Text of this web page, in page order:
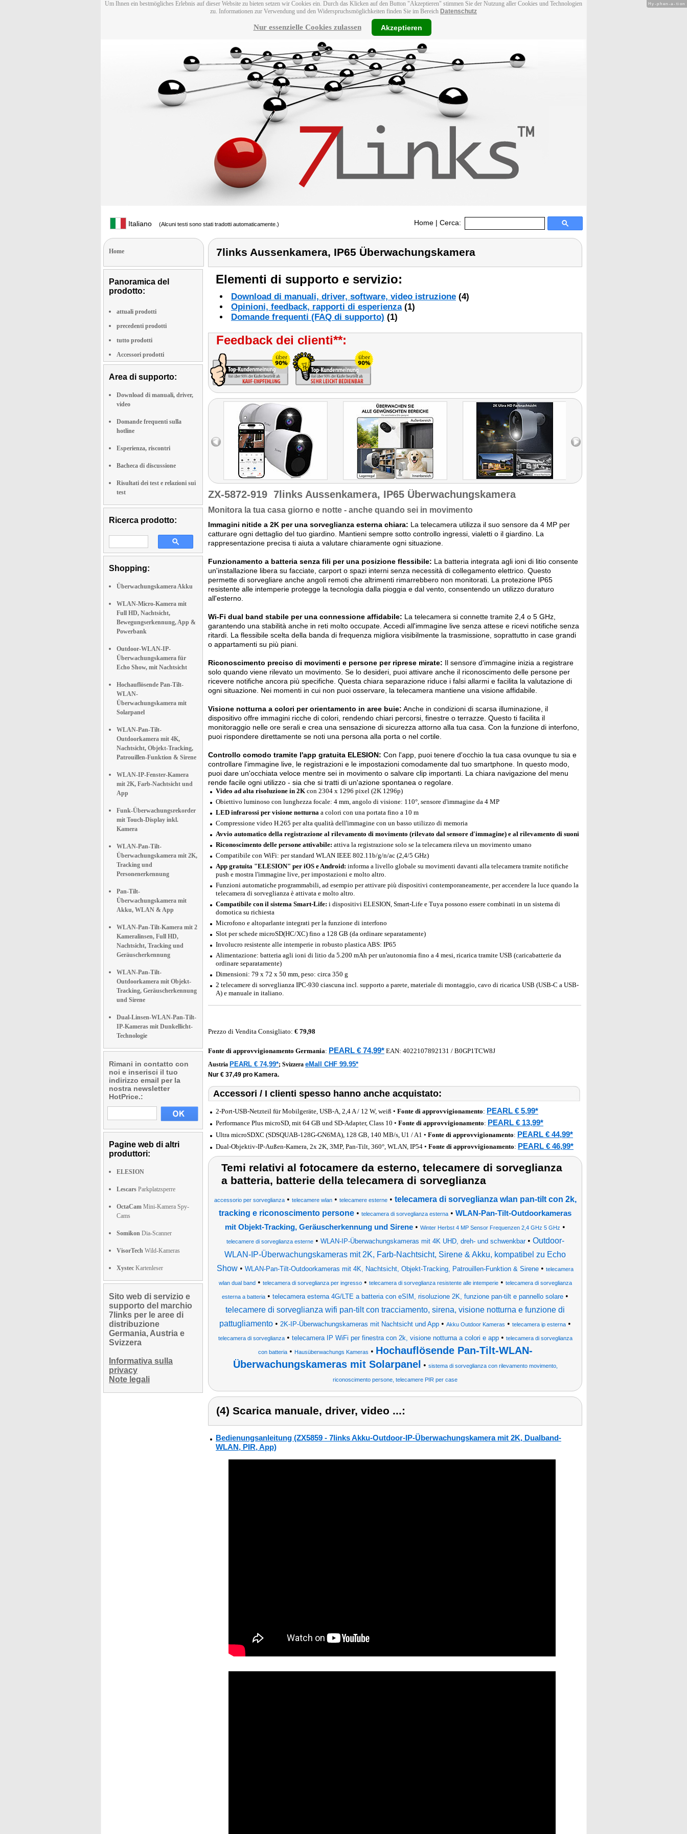
Um Ihnen ein bestmögliches Erlebnis auf dieser Website zu bieten setzen wir Cookies ein. Durch das Klicken auf den Button "Akzeptieren" stimmen Sie der Nutzung aller Cookies und Technologien
zu. Informationen zur Verwendung und den Widerspruchsmöglichkeiten finden Sie im Bereich Datenschutz
Nur essenzielle Cookies zulassen Akzeptieren
Italiano (Alcuni testi sono stati tradotti automaticamente.) Home | Cerca:
Home
Panoramica del
prodotto:
attuali prodotti
precedenti prodotti
tutto prodotti
Accessori prodotti
Area di supporto:
Download di manuali, driver,
video
Domande frequenti sulla
hotline
Esperienza, riscontri
Bacheca di discussione
Risultati dei test e relazioni sui
test
Ricerca prodotto:
Shopping:
Überwachungskamera Akku
WLAN-Micro-Kamera mit
Full HD, Nachtsicht,
Bewegungserkennung, App &
Powerbank
Outdoor-WLAN-IP-
Überwachungskamera für
Echo Show, mit Nachtsicht
Hochauflösende Pan-Tilt-
WLAN-
Überwachungskamera mit
Solarpanel
WLAN-Pan-Tilt-
Outdoorkamera mit 4K,
Nachtsicht, Objekt-Tracking,
Patrouillen-Funktion & Sirene
WLAN-IP-Fenster-Kamera
mit 2K, Farb-Nachtsicht und
App
Funk-Überwachungsrekorder
mit Touch-Display inkl.
Kamera
WLAN-Pan-Tilt-
Überwachungskamera mit 2K,
Tracking und
Personenerkennung
Pan-Tilt-
Überwachungskamera mit
Akku, WLAN & App
WLAN-Pan-Tilt-Kamera mit 2
Kameralinsen, Full HD,
Nachtsicht, Tracking und
Geräuscherkennung
WLAN-Pan-Tilt-
Outdoorkamera mit Objekt-
Tracking, Geräuscherkennung
und Sirene
Dual-Linsen-WLAN-Pan-Tilt-
IP-Kameras mit Dunkellicht-
Technologie
Rimani in contatto con
noi e inserisci il tuo
indirizzo email per la
nostra newsletter
HotPrice.:
Pagine web di altri
produttori:
ELESION
Lescars Parkplatzsperre
OctaCam Mini-Kamera Spy-
Cams
Somikon Dia-Scanner
VisorTech Wild-Kameras
Xystec Kartenleser
Sito web di servizio e
supporto del marchio
7links per le aree di
distribuzione
Germania, Austria e
Svizzera
Informativa sulla
privacy
Note legali
7links Aussenkamera, IP65 Überwachungskamera
Elementi di supporto e servizio:
Download di manuali, driver, software, video istruzione (4)
Opinioni, feedback, rapporti di esperienza(1)
Domande frequenti (FAQ di supporto) (1)
Feedback dei clienti**:
ZX-5872-919 7links Aussenkamera, IP65 Überwachungskamera
Monitora la tua casa giorno e notte - anche quando sei in movimento
Immagini nitide a 2K per una sorveglianza esterna chiara: La telecamera utilizza il suo sensore da 4 MP per
catturare ogni dettaglio del tuo giardino. Mantieni sempre sotto controllo ingressi, vialetti o il giardino. La
rappresentazione precisa ti aiuta a valutare chiaramente ogni situazione.
Funzionamento a batteria senza fili per una posizione flessibile: La batteria integrata agli ioni di litio consente
un'installazione libera su facciate, carport o spazi interni senza necessità di collegamento elettrico. Questo
permette di sorvegliare anche angoli remoti che altrimenti rimarrebbero non monitorati. La protezione IP65
resistente alle intemperie protegge la tecnologia dalla pioggia e dal vento, consentendo un utilizzo duraturo
all'esterno.
Wi-Fi dual band stabile per una connessione affidabile: La telecamera si connette tramite 2,4 o 5 GHz,
garantendo una stabilità anche in reti molto occupate. Accedi all'immagine live senza attese e ricevi notifiche senza
ritardi. La flessibile scelta della banda di frequenza migliora visibilmente la trasmissione, soprattutto in case grandi
o appartamenti su più piani.
Riconoscimento preciso di movimenti e persone per riprese mirate: Il sensore d'immagine inizia a registrare
solo quando viene rilevato un movimento. Se lo desideri, puoi attivare anche il riconoscimento delle persone per
ricevere notifiche ancora più specifiche. Questa chiara separazione riduce i falsi allarmi e facilita la valutazione di
ogni situazione. Nei momenti in cui non puoi osservare, la telecamera mantiene una visione affidabile.
Visione notturna a colori per orientamento in aree buie: Anche in condizioni di scarsa illuminazione, il
dispositivo offre immagini ricche di colori, rendendo chiari percorsi, finestre o terrazze. Questo ti facilita il
monitoraggio nelle ore serali e crea una sensazione di sicurezza attorno alla tua casa. Con la funzione di interfono,
puoi rispondere direttamente se noti una persona alla porta o nel cortile.
Controllo comodo tramite l'app gratuita ELESION: Con l'app, puoi tenere d'occhio la tua casa ovunque tu sia e
controllare l'immagine live, le registrazioni e le impostazioni comodamente dal tuo smartphone. In questo modo,
puoi dare un'occhiata veloce mentre sei in movimento o salvare clip importanti. La chiara navigazione del menu
rende facile ogni utilizzo - sia che si tratti di un'azione spontanea o regolare.
Video ad alta risoluzione in 2K con 2304 x 1296 pixel (2K 1296p)
Obiettivo luminoso con lunghezza focale: 4 mm, angolo di visione: 110°, sensore d'immagine da 4 MP
LED infrarossi per visione notturna a colori con una portata fino a 10 m
Compressione video H.265 per alta qualità dell'immagine con un basso utilizzo di memoria
Avvio automatico della registrazione al rilevamento di movimento (rilevato dal sensore d'immagine) e al rilevamento di suoni
Riconoscimento delle persone attivabile: attiva la registrazione solo se la telecamera rileva un movimento umano
Compatibile con WiFi: per standard WLAN IEEE 802.11b/g/n/ac (2,4/5 GHz)
App gratuita "ELESION" per iOS e Android: informa a livello globale su movimenti davanti alla telecamera tramite notifiche
push e mostra l'immagine live, per impostazioni e molto altro.
Funzioni automatiche programmabili, ad esempio per attivare più dispositivi contemporaneamente, per accendere la luce quando la
telecamera di sorveglianza è attivata e molto altro.
Compatibile con il sistema Smart-Life: i dispositivi ELESION, Smart-Life e Tuya possono essere combinati in un sistema di
domotica su richiesta
Microfono e altoparlante integrati per la funzione di interfono
Slot per schede microSD(HC/XC) fino a 128 GB (da ordinare separatamente)
Involucro resistente alle intemperie in robusto plastica ABS: IP65
Alimentazione: batteria agli ioni di litio da 5.200 mAh per un'autonomia fino a 4 mesi, ricarica tramite USB (caricabatterie da
ordinare separatamente)
Dimensioni: 79 x 72 x 50 mm, peso: circa 350 g
2 telecamere di sorveglianza IPC-930 ciascuna incl. supporto a parete, materiale di montaggio, cavo di ricarica USB (USB-C a USB-
A) e manuale in italiano.
Prezzo di Vendita Consigliato: € 79,98
Fonte di approvvigionamento Germania: PEARL € 74,99* EAN: 4022107892131 / B0GP1TCW8J
Austria PEARL € 74,99*; Svizzera eMall CHF 99.95*
Nur € 37,49 pro Kamera.
Accessori / I clienti spesso hanno anche acquistato:
2-Port-USB-Netzteil für Mobilgeräte, USB-A, 2,4 A / 12 W, weiß • Fonte di approvvigionamento: PEARL € 5,99*
Performance Plus microSD, mit 64 GB und SD-Adapter, Class 10 • Fonte di approvvigionamento: PEARL € 13,99*
Ultra microSDXC (SDSQUAB-128G-GN6MA), 128 GB, 140 MB/s, U1 / A1 • Fonte di approvvigionamento: PEARL € 44,99*
Dual-Objektiv-IP-Außen-Kamera, 2x 2K, 3MP, Pan-Tilt, 360°, WLAN, IP54 • Fonte di approvvigionamento: PEARL € 46,99*
Temi relativi al fotocamere da esterno, telecamere di sorveglianza
a batteria, batterie della telecamera di sorveglianza
accessorio per sorveglianza• telecamere wlan• telecamere esterne• telecamera di sorveglianza wlan pan-tilt con 2k,
tracking e riconoscimento persone • telecamera di sorveglianza esterna • WLAN-Pan-Tilt-Outdoorkameras
mit Objekt-Tracking, Geräuscherkennung und Sirene • Winter Herbst 4 MP Sensor Frequenzen 2,4 GHz 5 GHz •
telecamere di sorveglianza esterne• WLAN-IP-Überwachungskameras mit 4K UHD, dreh- und schwenkbar• Outdoor-
WLAN-IP-Überwachungskameras mit 2K, Farb-Nachtsicht, Sirene & Akku, kompatibel zu Echo
Show • WLAN-Pan-Tilt-Outdoorkameras mit 4K, Nachtsicht, Objekt-Tracking, Patrouillen-Funktion & Sirene • telecamera
wlan dual band• telecamera di sorveglianza per ingresso• telecamera di sorveglianza resistente alle intemperie• telecamera di sorveglianza
esterna a batteria • telecamera esterna 4G/LTE a batteria con eSIM, risoluzione 2K, funzione pan-tilt e pannello solare •
telecamere di sorveglianza wifi pan-tilt con tracciamento, sirena, visione notturna e funzione di
pattugliamento • 2K-IP-Überwachungskameras mit Nachtsicht und App • Akku Outdoor Kameras • telecamera ip esterna •
telecamera di sorveglianza• telecamera IP WiFi per finestra con 2k, visione notturna a colori e app• telecamera di sorveglianza
con batteria• Hausüberwachungs Kameras • Hochauflösende Pan-Tilt-WLAN-
Überwachungskameras mit Solarpanel
• sistema di sorveglianza con rilevamento movimento,
riconoscimento persone, telecamere PIR per case
(4) Scarica manuale, driver, video ...:
Bedienungsanleitung (ZX5859 - 7links Akku-Outdoor-IP-Überwachungskamera mit 2K, Dualband-
WLAN, PIR, App)
Hy-phen-a-tion